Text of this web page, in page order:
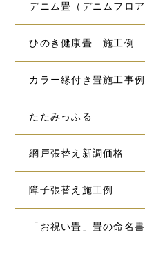
デニム畳（デニムフロ
ひのき健康畳 施工例
カラー縁付き畳施工事例
たたみっふる
網戸張替え新調価格
障子張替え施工例
「お祝い畳」畳の命